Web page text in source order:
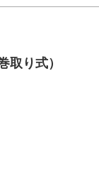
取り式）